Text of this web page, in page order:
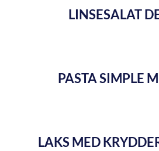
LINSESALAT
PASTA SIMPLE
LAKS MED